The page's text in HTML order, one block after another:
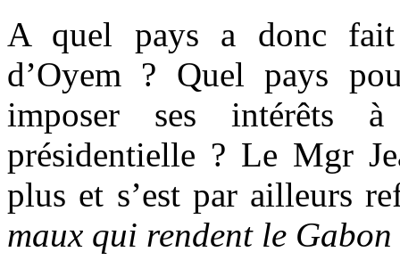
A quel pays a donc fait
d’Oyem ? Quel pays
imposer ses intérêts
présidentielle ? Le Mgr
plus et s’est par ailleurs
maux qui rendent le